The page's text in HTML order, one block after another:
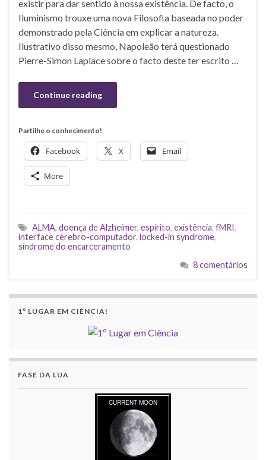
existir para dar sentido à nossa existência. De facto, o
Iluminismo trouxe uma nova Filosofia baseada no poder
demonstrado pela Ciência em explicar a natureza.
Ilustrativo disso mesmo, Napoleão terá questionado
Pierre-Simon Laplace sobre o facto deste ter escrito …
Continue reading
Partilhe o conhecimento!
Facebook X Email
More
ALMA, doença de Alzheimer, espírito, existência, fMRI,
interface cérebro-computador, locked-in syndrome,
síndrome do encarceramento
8 comentários
1º LUGAR EM CIÊNCIA!
FASE DA LUA